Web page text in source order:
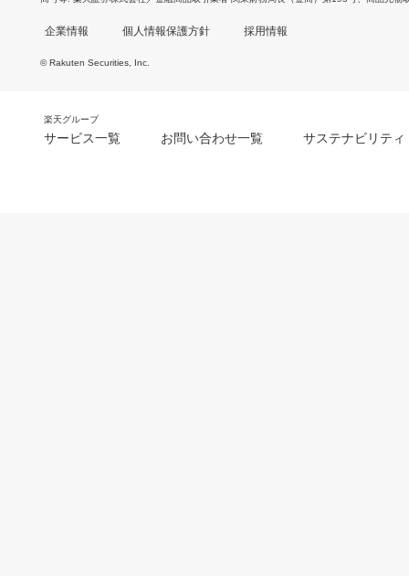
企業情報 個人情報保護方針 採用情報
© Rakuten Securities, Inc.
楽天グループ
サービス一覧 お問い合わせ一覧 サステナビリティ